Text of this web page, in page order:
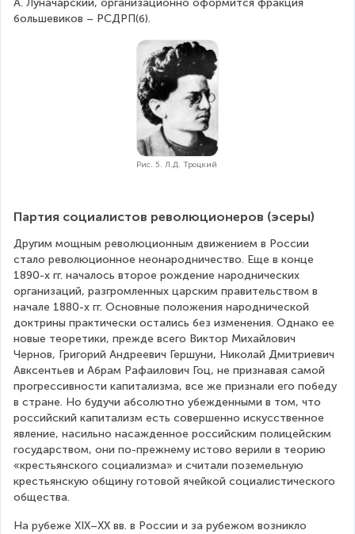
большевиков – РСДРП(б).
Рис. 5. Л.Д. Троцкий
Партия социалистов революционеров (эсеры)
Другим мощным революционным движением в России
стало революционное неонародничество. Еще в конце
1890-х гг. началось второе рождение народнических
организаций, разгромленных царским правительством в
начале 1880-х гг. Основные положения народнической
доктрины практически остались без изменения. Однако ее
новые теоретики, прежде всего Виктор Михайлович
Чернов, Григорий Андреевич Гершуни, Николай Дмитриевич
Авксентьев и Абрам Рафаилович Гоц, не признавая самой
прогрессивности капитализма, все же признали его победу
в стране. Но будучи абсолютно убежденными в том, что
российский капитализм есть совершенно искусственное
явление, насильно насажденное российским полицейским
государством, они по-прежнему истово верили в теорию
«крестьянского социализма» и считали поземельную
крестьянскую общину готовой ячейкой социалистического
общества.
На рубеже XIX–ХХ вв. в России и за рубежом возникло